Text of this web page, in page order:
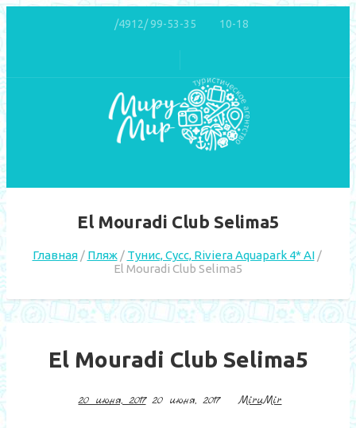
/4912/ 99-53-35 10-18
El Mouradi Club Selima5
Главная Пляж
Тунис, Сусс, Riviera Aquapark 4* AI
El Mouradi Club Selima5
El Mouradi Club Selima5
20 июня, 2017 20 июня, 2017 MiruMir